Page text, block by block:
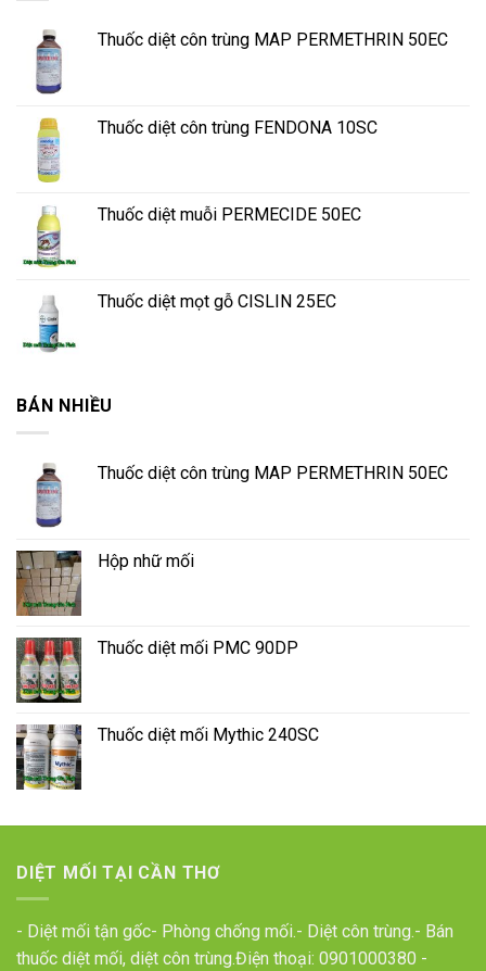
Thuốc diệt côn trùng MAP PERMETHRIN 50EC
Thuốc diệt côn trùng FENDONA 10SC
Thuốc diệt muỗi PERMECIDE 50EC
Thuốc diệt mọt gỗ CISLIN 25EC
BÁN NHIỀU
Thuốc diệt côn trùng MAP PERMETHRIN 50EC
Hộp nhữ mối
Thuốc diệt mối PMC 90DP
Thuốc diệt mối Mythic 240SC
DIỆT MỐI TẠI CẦN THƠ
- Diệt mối tận gốc- Phòng chống mối.- Diệt côn trùng.- Bán
thuốc diệt mối, diệt côn trùng.Điện thoại: 0901000380 -